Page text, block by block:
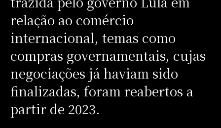
relação ao comércio
internacional, temas como
compras governamentais, cujas
negociações já haviam sido
finalizadas, foram reabertos a
partir de 2023.